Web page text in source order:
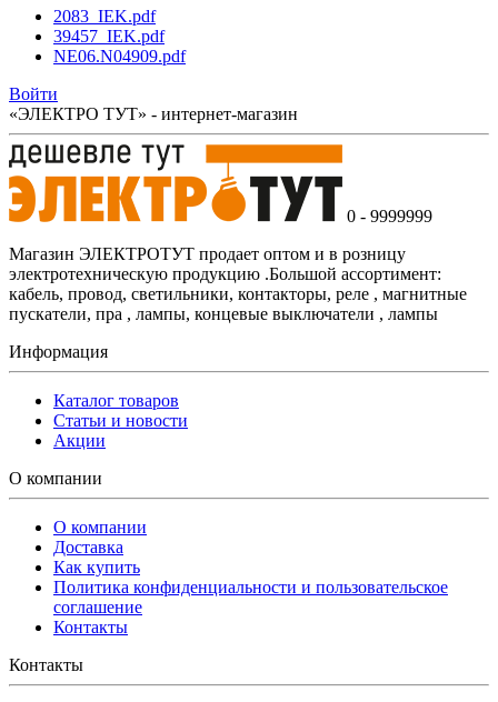
2083_IEK.pdf
39457_IEK.pdf
NE06.N04909.pdf
Войти
«ЭЛЕКТРО ТУТ» - интернет-магазин
0 - 9999999
Магазин ЭЛЕКТРОТУТ продает оптом и в розницу
электротехническую продукцию .Большой ассортимент:
кабель, провод, светильники, контакторы, реле , магнитные
пускатели, пра , лампы, концевые выключатели , лампы
Информация
Каталог товаров
Статьи и новости
Акции
О компании
О компании
Доставка
Как купить
Политика конфиденциальности и пользовательское
соглашение
Контакты
Контакты